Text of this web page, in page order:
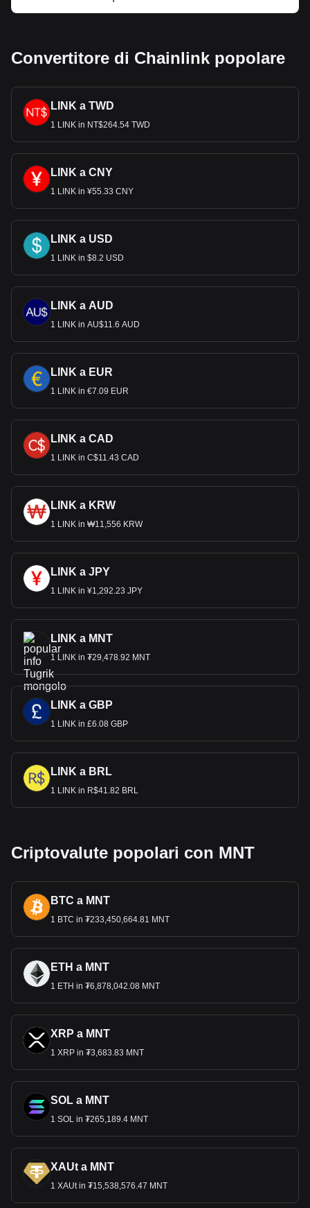
Convertitore di Chainlink popolare
LINK a TWD
1 LINK in NT$264.54 TWD
LINK a CNY
1 LINK in ¥55.33 CNY
LINK a USD
1 LINK in $8.2 USD
LINK a AUD
1 LINK in AU$11.6 AUD
LINK a EUR
1 LINK in €7.09 EUR
LINK a CAD
1 LINK in C$11.43 CAD
LINK a KRW
1 LINK in ₩11,556 KRW
LINK a JPY
1 LINK in ¥1,292.23 JPY
LINK a MNT
1 LINK in ₮29,478.92 MNT
LINK a GBP
1 LINK in £6.08 GBP
LINK a BRL
1 LINK in R$41.82 BRL
Criptovalute popolari con MNT
BTC a MNT
1 BTC in ₮233,450,664.81 MNT
ETH a MNT
1 ETH in ₮6,878,042.08 MNT
XRP a MNT
1 XRP in ₮3,683.83 MNT
SOL a MNT
1 SOL in ₮265,189.4 MNT
XAUt a MNT
1 XAUt in ₮15,538,576.47 MNT